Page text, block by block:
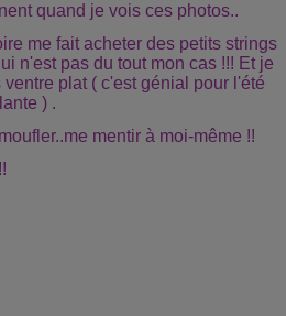
quand je vois ces photos..
me fait acheter des petits strings
n'est pas du tout mon cas !!! Et je
plat ( c'est génial pour l'été
) .
mentir à moi-même !!